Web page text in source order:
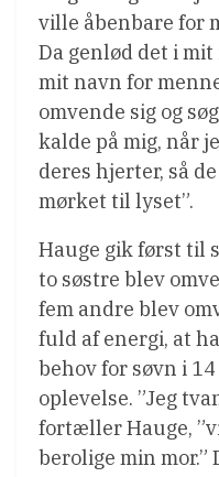
ville åbenbare for
Da genlød det i
mit navn for
omvende sig og
kalde på mig, når
deres hjerter, så
mørket til lyset”.
Hauge gik først til
to søstre blev
fem andre blev
fuld af energi, at
behov for søvn i
oplevelse. ”Jeg
fortæller Hauge,
berolige min mor.”